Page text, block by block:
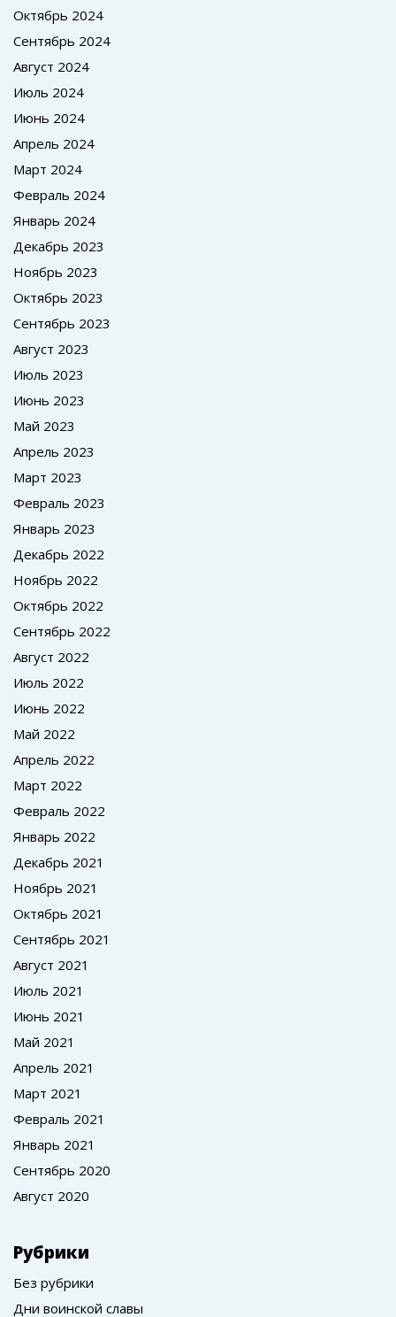
Октябрь 2024
Сентябрь 2024
Август 2024
Июль 2024
Июнь 2024
Апрель 2024
Март 2024
Февраль 2024
Январь 2024
Декабрь 2023
Ноябрь 2023
Октябрь 2023
Сентябрь 2023
Август 2023
Июль 2023
Июнь 2023
Май 2023
Апрель 2023
Март 2023
Февраль 2023
Январь 2023
Декабрь 2022
Ноябрь 2022
Октябрь 2022
Сентябрь 2022
Август 2022
Июль 2022
Июнь 2022
Май 2022
Апрель 2022
Март 2022
Февраль 2022
Январь 2022
Декабрь 2021
Ноябрь 2021
Октябрь 2021
Сентябрь 2021
Август 2021
Июль 2021
Июнь 2021
Май 2021
Апрель 2021
Март 2021
Февраль 2021
Январь 2021
Сентябрь 2020
Август 2020
Рубрики
Без рубрики
Дни воинской славы